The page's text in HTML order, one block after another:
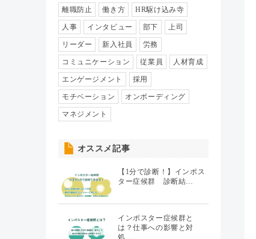
（33）
リクルーティング（19）
給与制度・設計（8）
人事異動・配置（7）
離職防止 働き方 HR駆け込み寺
人事 インタビュー 部下 上司
リーダー 新入社員 労務
コミュニケーション 従業員 人材育成
エンゲージメント 採用
モチベーション オンボーディング
マネジメント
オススメ記事
【1分で診断！】インポス
ター症候群 診断結…
インポスター症候群と
は？仕事への影響と対
処…